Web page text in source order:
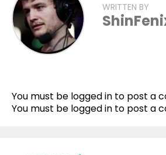
WRITTEN BY
You must be logged in to post a
You must be logged in to post a
Pinterest